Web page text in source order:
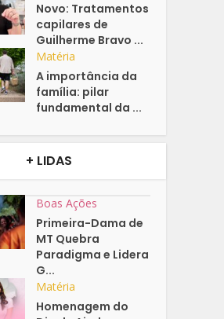
Novo: Tratamentos
capilares de
Guilherme Bravo ...
Matéria
A importância da
família: pilar
fundamental da ...
+ LIDAS
Boas Ações
Primeira-Dama de
MT Quebra
Paradigma e Lidera
G...
Matéria
Homenagem do